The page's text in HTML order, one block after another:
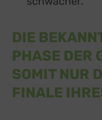
DIE
PHASE DER
SOMIT NUR
FINALE